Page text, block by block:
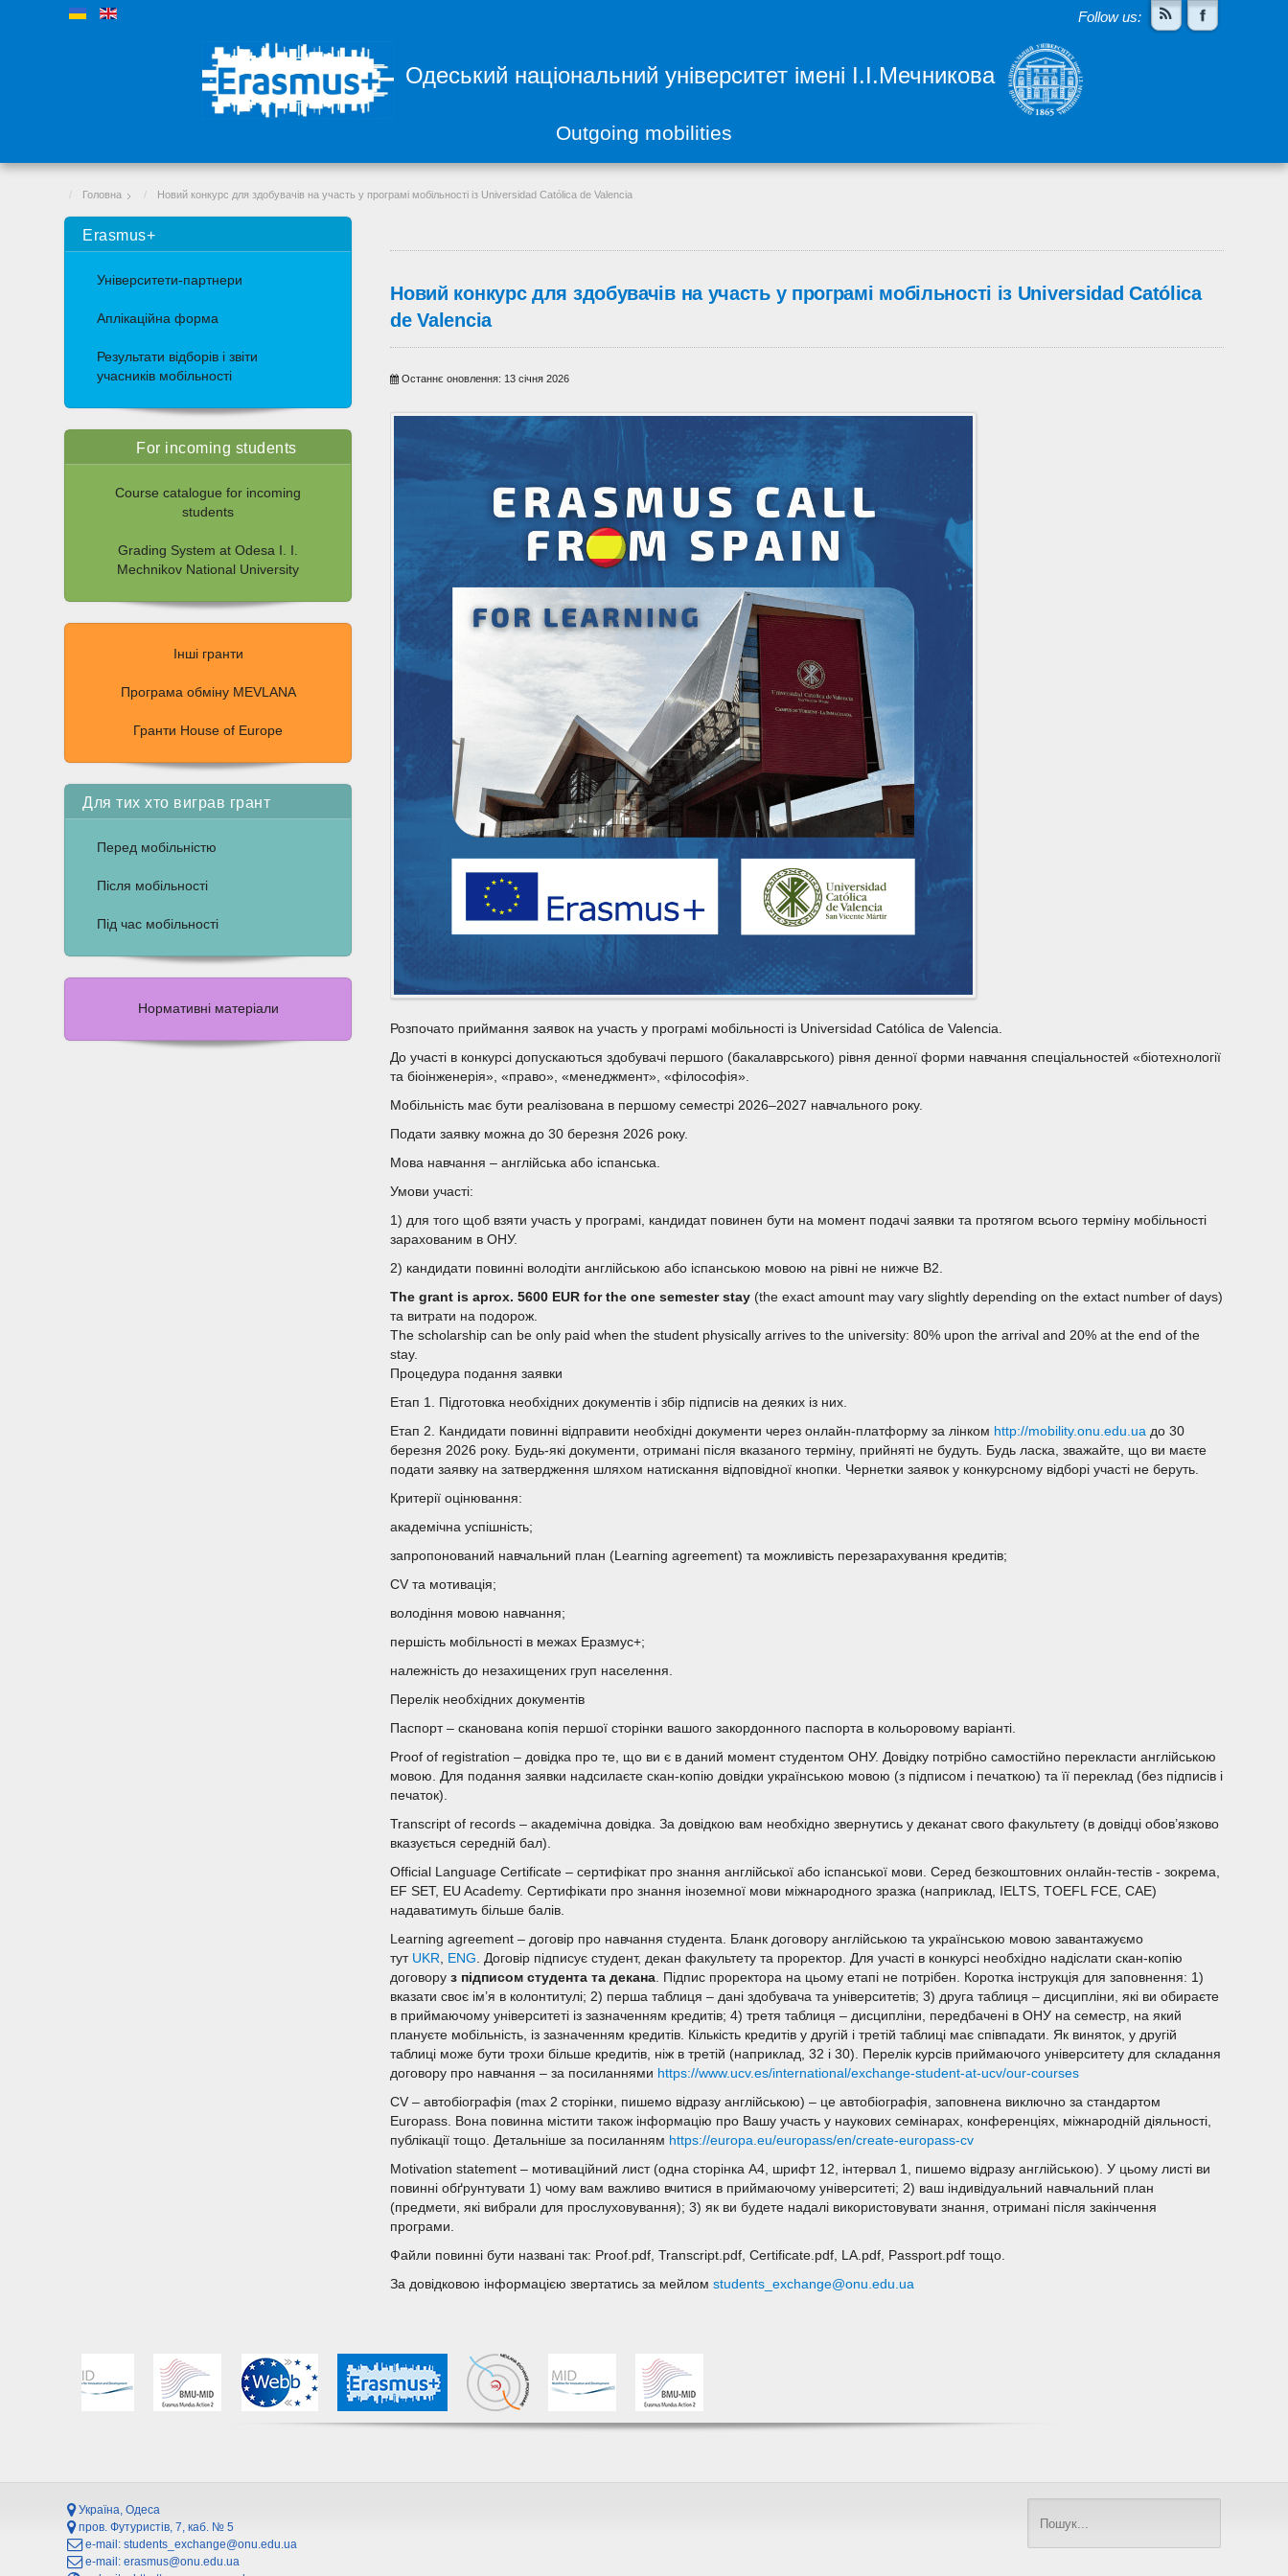
Follow us:
Одеський національний університет імені І.І.Мечникова
Outgoing mobilities
Головна Новий конкурс для здобувачів на участь у програмі мобільності із Universidad Católica de Valencia
Erasmus+
Університети-партнери
Аплікаційна форма
Результати відборів і звіти
учасників мобільності
For incoming students
Course catalogue for incoming
students
Grading System at Odesa I. I.
Mechnikov National University
Інші гранти
Програма обміну MEVLANA
Гранти House of Europe
Для тих хто виграв грант
Перед мобільністю
Після мобільності
Під час мобільності
Нормативні матеріали
Новий конкурс для здобувачів на участь у програмі мобільності із Universidad Católica
de Valencia
Останнє оновлення: 13 січня 2026
Розпочато приймання заявок на участь у програмі мобільності із Universidad Católica de Valencia.
До участі в конкурсі допускаються здобувачі першого (бакалаврського) рівня денної форми навчання спеціальностей «біотехнології
та біоінженерія», «право», «менеджмент», «філософія».
Мобільність має бути реалізована в першому семестрі 2026–2027 навчального року.
Подати заявку можна до 30 березня 2026 року.
Мова навчання – англійська або іспанська.
Умови участі:
1) для того щоб взяти участь у програмі, кандидат повинен бути на момент подачі заявки та протягом всього терміну мобільності
зарахованим в ОНУ.
2) кандидати повинні володіти англійською або іспанською мовою на рівні не нижче B2.
The grant is aprox. 5600 EUR for the one semester stay (the exact amount may vary slightly depending on the extact number of days)
та витрати на подорож.
The scholarship can be only paid when the student physically arrives to the university: 80% upon the arrival and 20% at the end of the
stay.
Процедура подання заявки
Етап 1. Підготовка необхідних документів і збір підписів на деяких із них.
Етап 2. Кандидати повинні відправити необхідні документи через онлайн-платформу за лінком http://mobility.onu.edu.ua до 30
березня 2026 року. Будь-які документи, отримані після вказаного терміну, прийняті не будуть. Будь ласка, зважайте, що ви маєте
подати заявку на затвердження шляхом натискання відповідної кнопки. Чернетки заявок у конкурсному відборі участі не беруть.
Критерії оцінювання:
академічна успішність;
запропонований навчальний план (Learning agreement) та можливість перезарахування кредитів;
CV та мотивація;
володіння мовою навчання;
першість мобільності в межах Еразмус+;
належність до незахищених груп населення.
Перелік необхідних документів
Паспорт – сканована копія першої сторінки вашого закордонного паспорта в кольоровому варіанті.
Proof of registration – довідка про те, що ви є в даний момент студентом ОНУ. Довідку потрібно самостійно перекласти англійською
мовою. Для подання заявки надсилаєте скан-копію довідки українською мовою (з підписом і печаткою) та її переклад (без підписів і
печаток).
Transcript of records – академічна довідка. За довідкою вам необхідно звернутись у деканат свого факультету (в довідці обов’язково
вказується середній бал).
Official Language Certificate – сертифікат про знання англійської або іспанської мови. Серед безкоштовних онлайн-тестів - зокрема,
EF SET, EU Academy. Сертифікати про знання іноземної мови міжнародного зразка (наприклад, IELTS, TOEFL FCE, CAE)
надаватимуть більше балів.
Learning agreement – договір про навчання студента. Бланк договору англійською та українською мовою завантажуємо
тут UKR, ENG. Договір підписує студент, декан факультету та проректор. Для участі в конкурсі необхідно надіслати скан-копію
договоруз підписом студента та декана. Підпис проректора на цьому етапі не потрібен. Коротка інструкція для заповнення: 1)
вказати своє ім’я в колонтитулі; 2) перша таблиця – дані здобувача та університетів; 3) друга таблиця – дисципліни, які ви обираєте
в приймаючому університеті із зазначенням кредитів; 4) третя таблиця – дисципліни, передбачені в ОНУ на семестр, на який
плануєте мобільність, із зазначенням кредитів. Кількість кредитів у другій і третій таблиці має співпадати. Як виняток, у другій
таблиці може бути трохи більше кредитів, ніж в третій (наприклад, 32 і 30). Перелік курсів приймаючого університету для складання
договору про навчання – за посиланнями https://www.ucv.es/international/exchange-student-at-ucv/our-courses
CV – автобіографія (max 2 сторінки, пишемо відразу англійською) – це автобіографія, заповнена виключно за стандартом
Europass. Вона повинна містити також інформацію про Вашу участь у наукових семінарах, конференціях, міжнародній діяльності,
публікації тощо. Детальніше за посиланням https://europa.eu/europass/en/create-europass-cv
Motivation statement – мотиваційний лист (одна сторінка А4, шрифт 12, інтервал 1, пишемо відразу англійською). У цьому листі ви
повинні обґрунтувати 1) чому вам важливо вчитися в приймаючому університеті; 2) ваш індивідуальний навчальний план
(предмети, які вибрали для прослуховування); 3) як ви будете надалі використовувати знання, отримані після закінчення
програми.
Файли повинні бути названі так: Proof.pdf, Transcript.pdf, Certificate.pdf, LA.pdf, Passport.pdf тощо.
За довідковою інформацією звертатись за мейломstudents_exchange@onu.edu.ua
Україна, Одеса
пров. Футуристів, 7, каб. № 5
e-mail: students_exchange@onu.edu.ua
e-mail: erasmus@onu.edu.ua